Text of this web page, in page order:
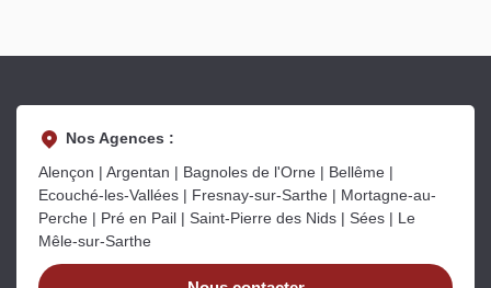
Nos Agences :
Alençon | Argentan | Bagnoles de l'Orne | Bellême |
Ecouché-les-Vallées | Fresnay-sur-Sarthe | Mortagne-au-
Perche | Pré en Pail | Saint-Pierre des Nids | Sées | Le
Mêle-sur-Sarthe